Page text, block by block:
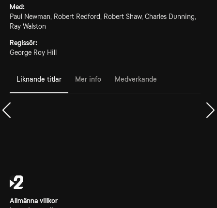
Med:
Paul Newman, Robert Redford, Robert Shaw, Charles Dunning,
Ray Walston
Regissör:
George Roy Hill
Liknande titlar Mer info Medverkande
Allmänna villkor